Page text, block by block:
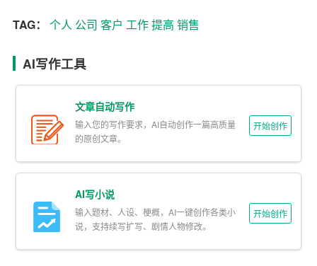
决客户问题，为客户提供持续的价值。
3.收集潜在客户信息，扩大客户群体，提高市场占有率。
三、销售目标达成
1.根据公司制定的销售目标，制定个人销售计划，并分解
到每个季度、每个月、每一天。
2.通过各种渠道，如线上推广、线下活动等，提高产品知
名度和销售额。
3.与其他部门密切配合，如市场部、售后服务等，以确保
TAG： 个人 公司 客户 工作提高 销售
AI写作工具
文章自动写作
输入您的写作要求，AI自动创作一篇高质量
的原创文章。
开始创作
AI写小说
输入题材、人设、梗概，AI一键创作各类小
说，支持续写扩写、剧情人物修改。
开始创作